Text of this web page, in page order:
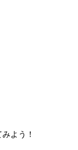
よう！